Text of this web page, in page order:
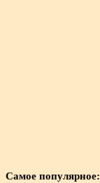
Самое популярное: